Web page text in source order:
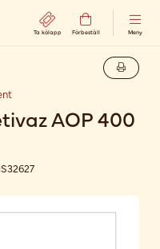
Ta kölapp Förbeställ Meny
AOP 400